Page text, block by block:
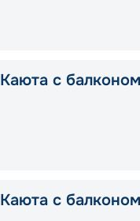
Каюта с
Каюта с